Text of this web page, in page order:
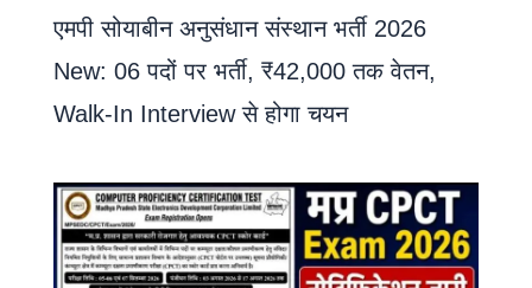
एमपी सोयाबीन अनुसंधान संस्थान भर्ती 2026
New: 06 पदों पर भर्ती, ₹42,000 तक वेतन,
Walk-In Interview से होगा चयन